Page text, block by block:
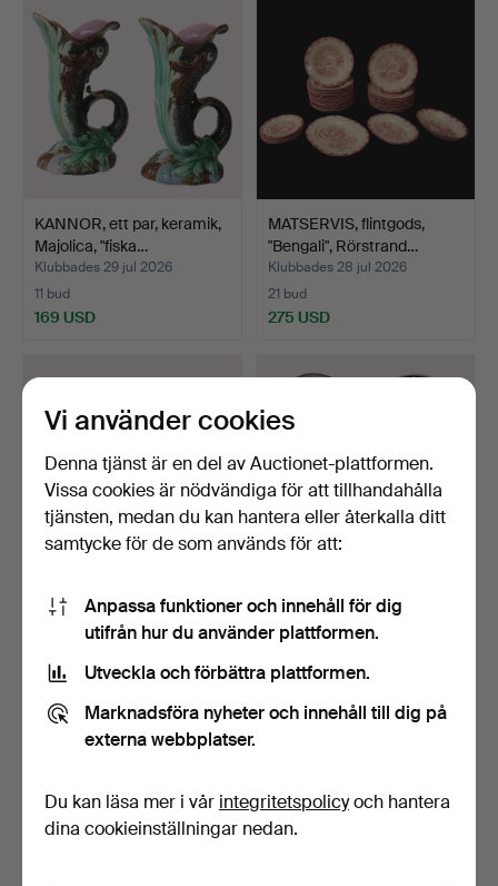
KANNOR, ett par, keramik,
Majolica, "fiska…
Klubbades 29 jul 2026
11 bud
169 USD
MATSERVIS, flintgods,
"Bengali", Rörstrand…
Klubbades 28 jul 2026
21 bud
275 USD
LEIF NILSSON. Stengods,
diverse skålar, st…
Klubbades 28 jul 2026
3 bud
ULRIKA HYDMAN
VALLIEN, skålar, 4 st.
keram…
Klubbades 28 jul 2026
5 bud
Vi använder cookies
Denna tjänst är en del av Auctionet-plattformen.
Vissa cookies är nödvändiga för att tillhandahålla
tjänsten, medan du kan hantera eller återkalla ditt
samtycke för de som används för att:
Anpassa funktioner och innehåll för dig
utifrån hur du använder plattformen.
Utveckla och förbättra plattformen.
Marknadsföra nyheter och innehåll till dig på
externa webbplatser.
Du kan läsa mer i vår integritetspolicyoch hantera
dina cookieinställningar nedan.